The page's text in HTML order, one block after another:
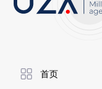
首页